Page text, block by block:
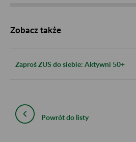
Zobacz także
Zaproś ZUS do siebie: Aktywni 50+
Powrót do listy